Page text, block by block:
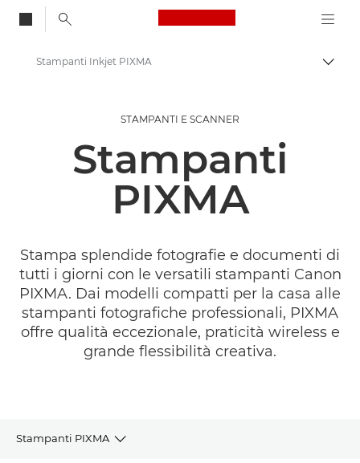
Canon Logo, back
Stampanti Canon
Stampanti Inkjet PIXMA
STAMPANTI E SCANNER
Stampanti
PIXMA
Stampa splendide fotografie e documenti di
tutti i giorni con le versatili stampanti Canon
PIXMA. Dai modelli compatti per la casa alle
stampanti fotografiche professionali, PIXMA
offre qualità eccezionale, praticità wireless e
grande flessibilità creativa.
Stampanti PIXMA